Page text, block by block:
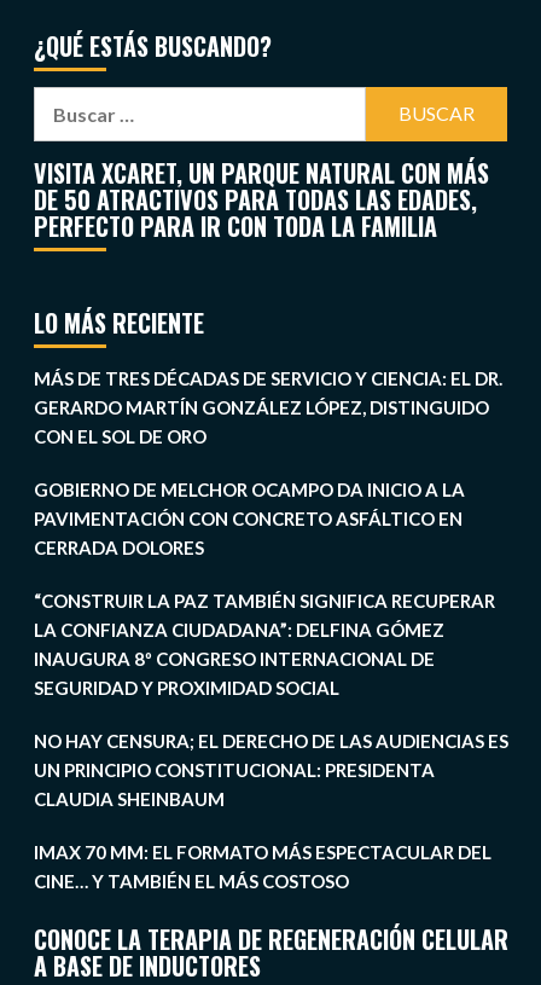
¿QUÉ ESTÁS BUSCANDO?
VISITA XCARET, UN PARQUE NATURAL CON MÁS
DE 50 ATRACTIVOS PARA TODAS LAS EDADES,
PERFECTO PARA IR CON TODA LA FAMILIA
LO MÁS RECIENTE
MÁS DE TRES DÉCADAS DE SERVICIO Y CIENCIA: EL DR.
GERARDO MARTÍN GONZÁLEZ LÓPEZ, DISTINGUIDO
CON EL SOL DE ORO
GOBIERNO DE MELCHOR OCAMPO DA INICIO A LA
PAVIMENTACIÓN CON CONCRETO ASFÁLTICO EN
CERRADA DOLORES
“CONSTRUIR LA PAZ TAMBIÉN SIGNIFICA RECUPERAR
LA CONFIANZA CIUDADANA”: DELFINA GÓMEZ
INAUGURA 8º CONGRESO INTERNACIONAL DE
SEGURIDAD Y PROXIMIDAD SOCIAL
NO HAY CENSURA; EL DERECHO DE LAS AUDIENCIAS ES
UN PRINCIPIO CONSTITUCIONAL: PRESIDENTA
CLAUDIA SHEINBAUM
IMAX 70 MM: EL FORMATO MÁS ESPECTACULAR DEL
CINE… Y TAMBIÉN EL MÁS COSTOSO
CONOCE LA TERAPIA DE REGENERACIÓN CELULAR
A BASE DE INDUCTORES